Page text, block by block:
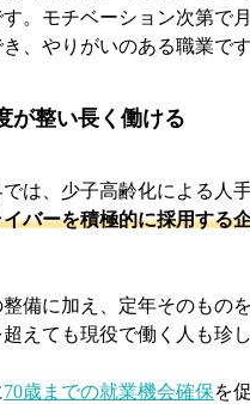
。モチベーション次第で
、やりがいのある職業です
が整い長く働ける
は、少子高齢化による人
バーを積極的に採用する
備に加え、定年そのもの
えても現役で働く人も珍
70歳までの就業機会確保を